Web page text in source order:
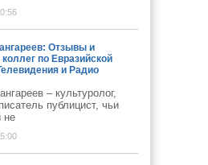
Отзывы и
коллег по Евразийской
и Радио
– культуролог,
публицист, чьи
не